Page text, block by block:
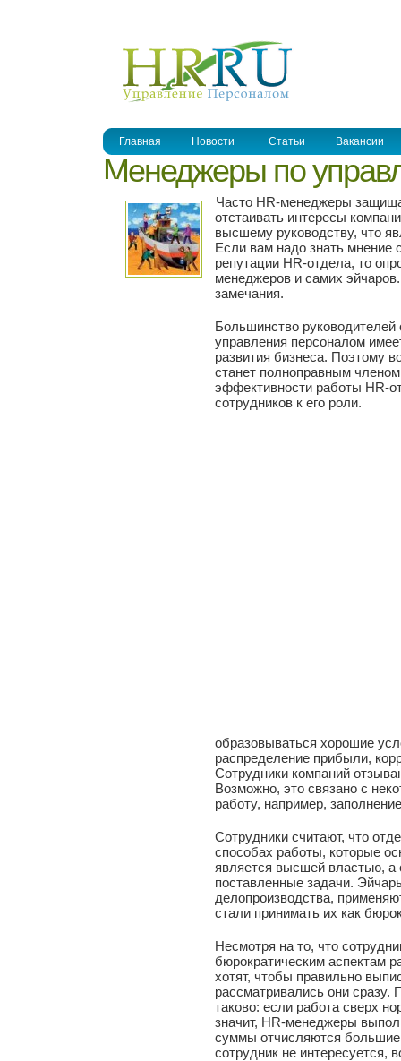
Главная Новости Статьи Вакансии
Менеджеры по
Часто HR-менеджеры
отстаивать интересы
высшему руководству, что
Если вам надо знать мнение
репутации HR-отдела, то
менеджеров и самих
замечания.
Большинство руководителей
управления персоналом
развития бизнеса. Поэтому
станет полноправным
эффективности работы HR-
сотрудников к его роли.
образовываться хорошие
распределение прибыли,
Сотрудники компаний
Возможно, это связано с
работу, например,
Сотрудники считают, что
способах работы, которые
является высшей властью, а
поставленные задачи.
делопроизводства,
стали принимать их как
Несмотря на то, что
бюрократическим аспектам
хотят, чтобы правильно
рассматривались они
таково: если работа сверх
значит, HR-менеджеры
суммы отчисляются
сотрудник не интересуется,